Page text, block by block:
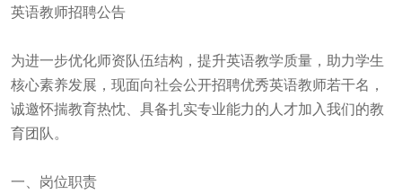
英语教师招聘公告
为进一步优化师资队伍结构，提升英语教学质量，助力学生
核心素养发展，现面向社会公开招聘优秀英语教师若干名，
诚邀怀揣教育热忱、具备扎实专业能力的人才加入我们的教
育团队。
一、岗位职责